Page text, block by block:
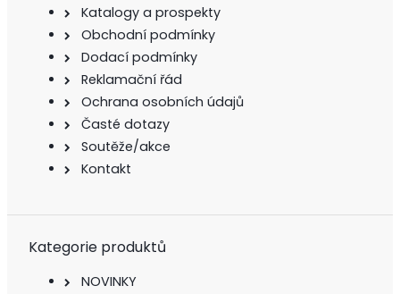
Katalogy a prospekty
Obchodní podmínky
Dodací podmínky
Reklamační řád
Ochrana osobních údajů
Časté dotazy
Soutěže/akce
Kontakt
Kategorie produktů
NOVINKY